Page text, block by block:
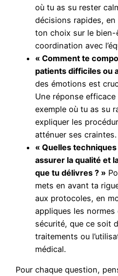
où tu as su rester
décisions rapides, en
ton choix sur le
coordination avec
« Comment te
patients difficiles ou
des émotions est
Une réponse
exemple où tu as su
expliquer les
atténuer ses craintes.
« Quelles
assurer la qualité et
que tu délivres ? »
mets en avant ta
aux protocoles, en
appliques les normes
sécurité, que ce soit
traitements ou
médical.
Pour chaque question,